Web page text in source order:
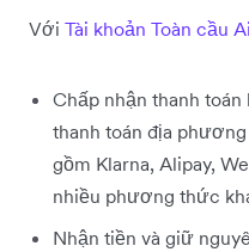
Với Tài khoản Toàn cầu
Chấp nhận thanh
thanh toán địa
gồm Klarna, Alipay,
nhiều phương thức
Nhận tiền và giữ